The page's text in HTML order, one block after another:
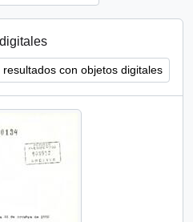
resultados con objetos digitales